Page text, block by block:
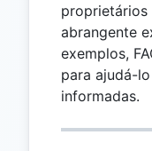
proprietários
abrangente
exemplos,
para ajudá-
informadas.